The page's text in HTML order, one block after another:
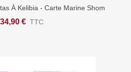
À Kelibia - Carte Marine Shom
34,90 € TTC